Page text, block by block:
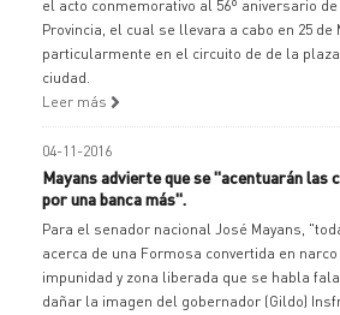
el acto conmemorativo al 56º aniversario
Provincia, el cual se llevara a cabo en 25 de
particularmente en el circuito de de la
ciudad.
Leer más
04-11-2016
Mayans advierte que se "acentuarán las
por una banca más".
Para el senador nacional José Mayans,
acerca de una Formosa convertida en
impunidad y zona liberada que se habla
dañar la imagen del gobernador (Gildo)